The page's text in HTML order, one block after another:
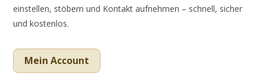
einstellen, stöbern und Kontakt aufnehmen – schnell, sicher
und kostenlos.
Mein Account